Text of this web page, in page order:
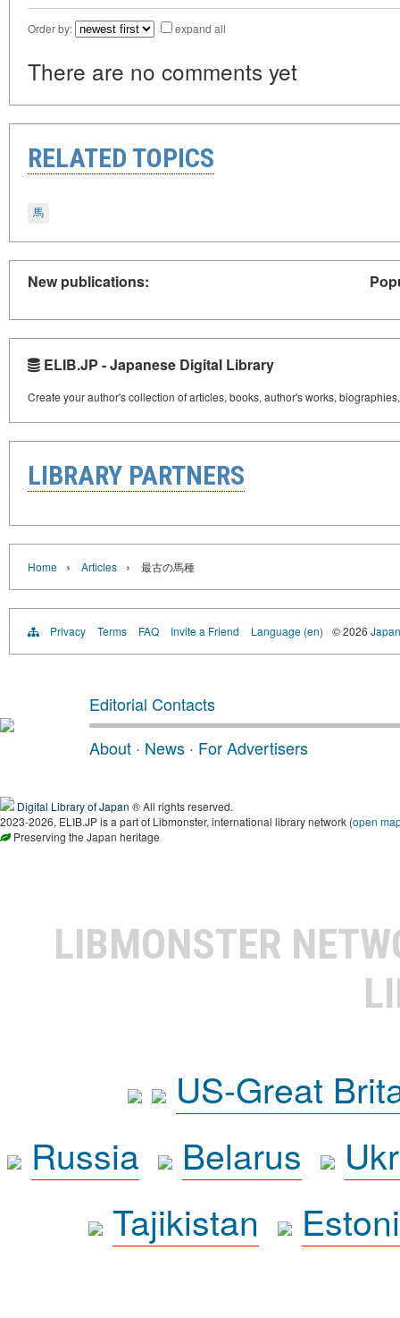
Order by: expand all
There are no comments yet
RELATED TOPICS
馬
New publications:
ELIB.JP - Japanese Digital Library
Create your author's collection of articles, books, author's works,
LIBRARY PARTNERS
Home › Articles › 最古の馬種
Privacy Terms FAQ Invite a Friend Language (en) © 2026
Editorial Contacts
About · News · For Advertisers
Digital Library of Japan ® All rights reserved.
2023-2026, ELIB.JP is a part of Libmonster, international library network (open
Preserving the Japan heritage
LIBMONSTER
US-Great
Russia
Belarus
Tajikistan